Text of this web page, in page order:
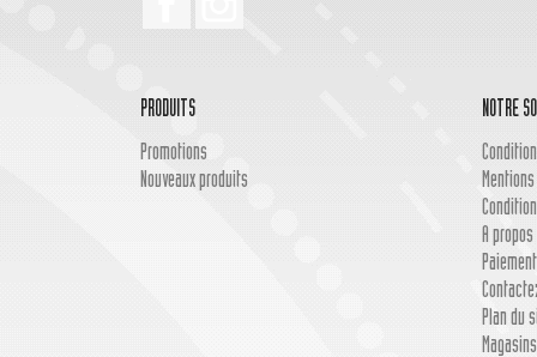
PRODUITS
Promotions
Nouveaux produits
NOTRE
A
Plan du
Magasins